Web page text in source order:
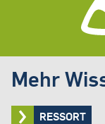
Mehr
RESSORT